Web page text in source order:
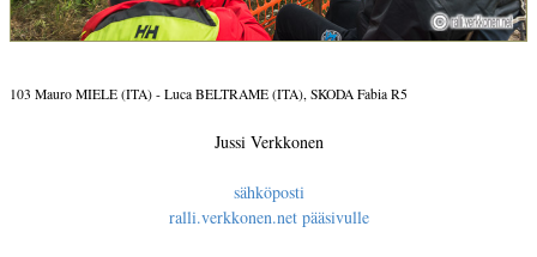
103 Mauro MIELE (ITA) - Luca BELTRAME (ITA), SKODA Fabia R5
Jussi Verkkonen
sähköposti
ralli.verkkonen.net pääsivulle